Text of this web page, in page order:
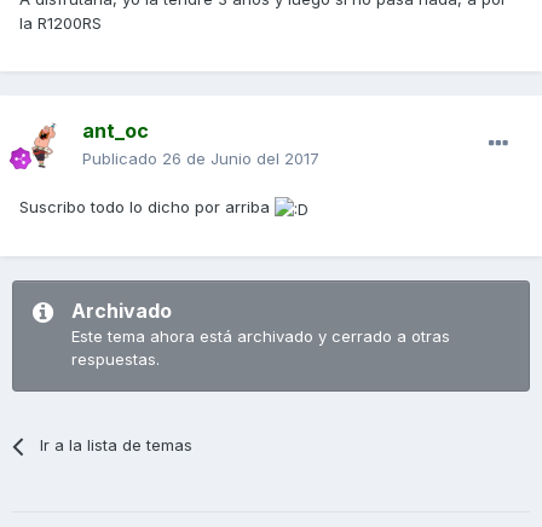
la R1200RS
ant_oc
Publicado 26 de Junio del 2017
Suscribo todo lo dicho por arriba
Archivado
Este tema ahora está archivado y cerrado a otras
respuestas.
Ir a la lista de temas